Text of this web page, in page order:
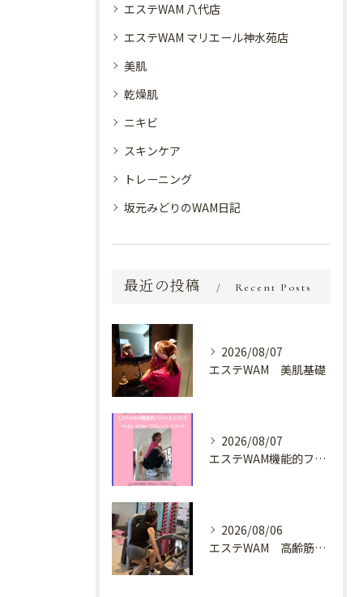
エステWAM 八代店
エステWAM マリエール神水苑店
美肌
乾燥肌
ニキビ
スキンケア
トレーニング
坂元みどりのWAM日記
最近の投稿 Recent Posts
2026/08/07
エステWAM 美肌基礎
2026/08/07
エステWAM機能的フィットネスブログ ^FULL ROM^フルレンジ・メソッド
2026/08/06
エステWAM 高齢筋トレ